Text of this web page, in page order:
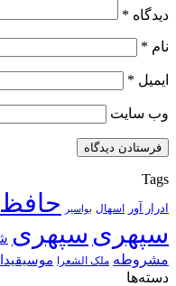
دیدگاه *
نام *
ایمیل *
وب‌ سایت
Tags
ادرار آور اسهال بواسیر حافظ
سپهری سپهری
مشروطه ملک الشعرا
دسته‌ها